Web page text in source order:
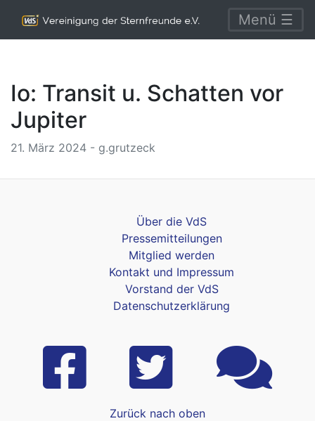
Menü ☰
Io: Transit u. Schatten vor
Jupiter
21. März 2024 - g.grutzeck
Über die VdS
Pressemitteilungen
Mitglied werden
Kontakt und Impressum
Vorstand der VdS
Datenschutzerklärung
Zurück nach oben